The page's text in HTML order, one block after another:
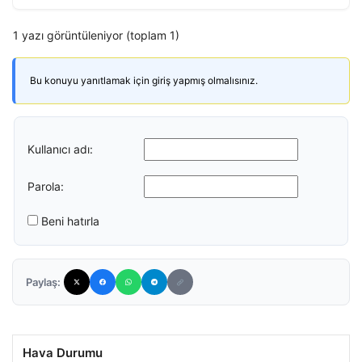
1 yazı görüntüleniyor (toplam 1)
Bu konuyu yanıtlamak için giriş yapmış olmalısınız.
Kullanıcı adı:
Parola:
Beni hatırla
Paylaş:
Hava Durumu